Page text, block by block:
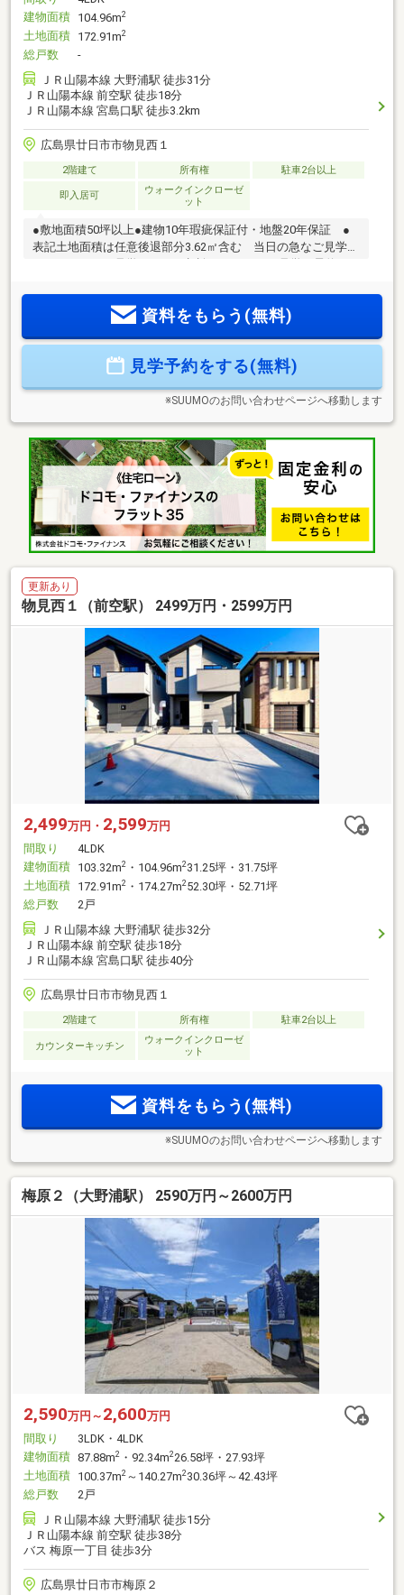
建物面積 104.96m2
土地面積 172.91m2
総戸数
-
ＪＲ山陽本線 大野浦駅 徒歩31分
ＪＲ山陽本線 前空駅 徒歩18分
ＪＲ山陽本線 宮島口駅 徒歩3.2km
広島県廿日市市物見西１
2階建て 所有権 駐車2台以上
即入居可
ウォークインクローゼ
ット
●敷地面積50坪以上●建物10年瑕疵保証付・地盤20年保証 ●
表記土地面積は任意後退部分3.62㎡含む 当日の急なご見学
や、平日でのご見学もぜひご相談ください！ご見学の予約は
フリーダイヤルまで！ お待ちしています♪トータテのホーム
ページもぜひご参照ください。資料をもらう(無料)
見学予約をする(無料)
※SUUMOのお問い合わせページへ移動します
更新あり
物見西１（前空駅） 2499万円・2599万円
2,499万円・ 2,599万円
間取り
4LDK
建物面積 103.32m2 ・104.96m231.25坪・31.75坪
土地面積 172.91m2 ・174.27m252.30坪・52.71坪
総戸数
2戸
ＪＲ山陽本線 大野浦駅 徒歩32分
ＪＲ山陽本線 前空駅 徒歩18分
ＪＲ山陽本線 宮島口駅 徒歩40分
広島県廿日市市物見西１
2階建て 所有権 駐車2台以上
カウンターキッチン
ウォークインクローゼ
ット
資料をもらう(無料)
※SUUMOのお問い合わせページへ移動します
梅原２（大野浦駅） 2590万円～2600万円
2,590万円～ 2,600万円
間取り
3LDK・4LDK
建物面積 87.88m2 ・92.34m226.58坪・27.93坪
土地面積 100.37m2 ～140.27m230.36坪～42.43坪
総戸数
2戸
ＪＲ山陽本線 大野浦駅 徒歩15分
ＪＲ山陽本線 前空駅 徒歩38分
バス 梅原一丁目 徒歩3分
広島県廿日市市梅原２